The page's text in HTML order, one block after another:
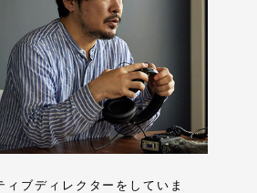
ィブディレクターをしていま